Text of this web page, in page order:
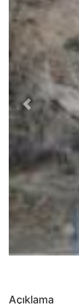
Previous
Açıklama